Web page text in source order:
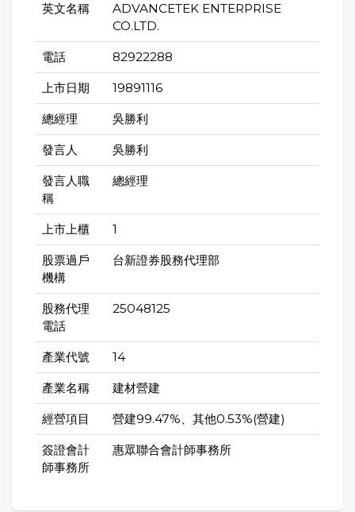
英文名稱
ADVANCETEK ENTERPRISE
CO.LTD.
電話 82922288
上市日期 19891116
總經理 吳勝利
發言人 吳勝利
發言人職
稱
總經理
上市上櫃 1
股票過戶
機構
台新證券股務代理部
股務代理
電話
25048125
產業代號 14
產業名稱 建材營建
經營項目 營建99.47%、其他0.53%(營建)
簽證會計
師事務所
惠眾聯合會計師事務所